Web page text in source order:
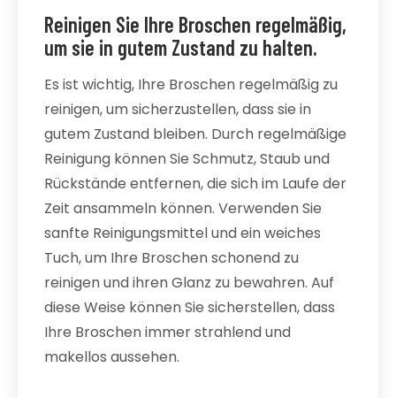
Reinigen Sie Ihre Broschen regelmäßig,
um sie in gutem Zustand zu halten.
Es ist wichtig, Ihre Broschen regelmäßig zu
reinigen, um sicherzustellen, dass sie in
gutem Zustand bleiben. Durch regelmäßige
Reinigung können Sie Schmutz, Staub und
Rückstände entfernen, die sich im Laufe der
Zeit ansammeln können. Verwenden Sie
sanfte Reinigungsmittel und ein weiches
Tuch, um Ihre Broschen schonend zu
reinigen und ihren Glanz zu bewahren. Auf
diese Weise können Sie sicherstellen, dass
Ihre Broschen immer strahlend und
makellos aussehen.